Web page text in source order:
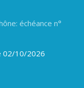
échéance n°
02/10/2026